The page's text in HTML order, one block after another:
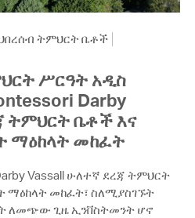
ትምህርት ቤቶች
ሥርዓት አዲስ
Darby
ትምህርት ቤቶች እና
ማዕከላት መከፈት
Vassall ሁለተኛ ደረጃ ትምህርት
ማዕከላት መከፈት፣ ስለሚያስገኙት
ለመጭው ጊዜ ኢንቨስትመንት ሆኖ